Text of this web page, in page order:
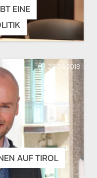
EINE
20.06.2018
AUF TIROL